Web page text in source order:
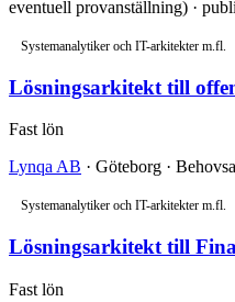
eventuell provanställning) ·
Systemanalytiker och IT-arkitekter m.fl.
Lösningsarkitekt till
Fast lön
Lynqa AB · Göteborg ·
Systemanalytiker och IT-arkitekter m.fl.
Lösningsarkitekt till
Fast lön